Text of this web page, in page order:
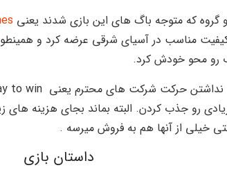
گروه که متوجه باگ های این بازی شدند یعنی
رو محو خودش کرد.
رو جذب کردن. البته بماند بجای هزینه های
خیلی از آنها هم به فروش میرسه .
داستان بازی